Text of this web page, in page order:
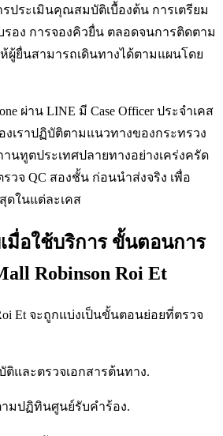
ประเมินคุณสมบัติเบื้องต้น การเตรียม
รอง การจองคิวยื่น ตลอดจนการติดตาม
ผู้ยื่นสามารถเดินทางได้ตามแผนโดย
ผ่าน LINE มี Case Officer ประจำเคส
เราปฏิบัติตามแนวทางของกระทรวง
นทูตประเทศปลายทางอย่างเคร่งครัด
วจ QC สองชั้น ก่อนนำส่งจริง เพื่อ
ดในแต่ละเคส
มื่อใช้บริการ ขั้นตอนการ
Robinson Roi Et
Et จะถูกแบ่งเป็นขั้นตอนย่อยที่ตรวจ
และตรวจเอกสารต้นทาง.
มปฏิทินศูนย์รับคำร้อง.